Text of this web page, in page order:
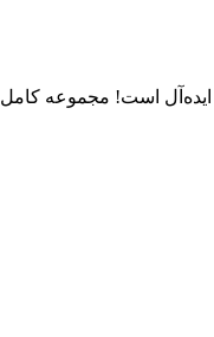
ایده‌آل است! مجموعه کامل